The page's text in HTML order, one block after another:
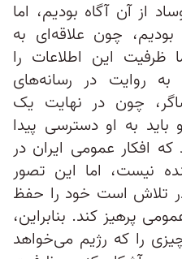
از آن آگاه بودیم، اما
چون علاقه‌ای به
ظرفیت این اطلاعات را
روایت در رسانه‌های
چون در نهایت یک
به او دسترسی پیدا
افکار عمومی ایران در
نیست، اما این تصور
تلاش است خود را حفظ
پرهیز کند. بنابراین،
را که رژیم می‌خواهد